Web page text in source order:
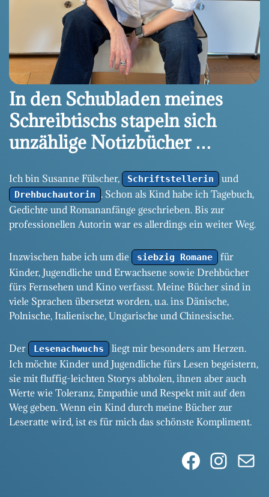
In den Schubladen meines
Schreibtischs stapeln sich
unzählige Notizbücher …
Ich bin Susanne Fülscher, Schriftstellerin und
Drehbuchautorin . Schon als Kind habe ich Tagebuch,
Gedichte und Romananfänge geschrieben. Bis zur
professionellen Autorin war es allerdings ein weiter Weg.
Inzwischen habe ich um die siebzig Romane
für
Kinder, Jugendliche und Erwachsene sowie Drehbücher
fürs Fernsehen und Kino verfasst. Meine Bücher sind in
viele Sprachen übersetzt worden, u.a. ins Dänische,
Polnische, Italienische, Ungarische und Chinesische.
Der Lesenachwuchs
liegt mir besonders am Herzen.
Ich möchte Kinder und Jugendliche fürs Lesen begeistern,
sie mit fluffig-leichten Storys abholen, ihnen aber auch
Werte wie Toleranz, Empathie und Respekt mit auf den
Weg geben. Wenn ein Kind durch meine Bücher zur
Leseratte wird, ist es für mich das schönste Kompliment.